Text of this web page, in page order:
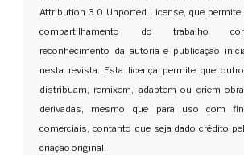
Attribution 3.0 Unported License, que permite
compartilhamento do trabalho
reconhecimento da autoria e publicação
nesta revista. Esta licença permite que
distribuam, remixem, adaptem ou criem
derivadas, mesmo que para uso com
comerciais, contanto que seja dado crédito
criação original.